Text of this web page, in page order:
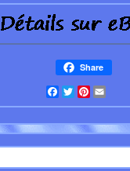
Share
Facebook
TwitterPinterest